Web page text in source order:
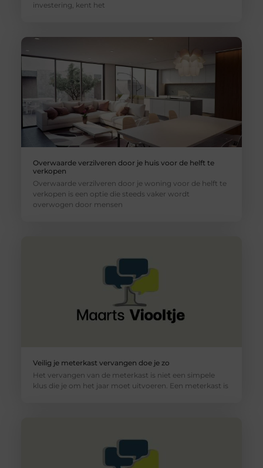
investering, kent het
Overwaarde verzilveren door je huis voor de helft te
verkopen
Overwaarde verzilveren door je woning voor de helft te
verkopen is een optie die steeds vaker wordt
overwogen door mensen
Veilig je meterkast vervangen doe je zo
Het vervangen van de meterkast is niet een simpele
klus die je om het jaar moet uitvoeren. Een meterkast is